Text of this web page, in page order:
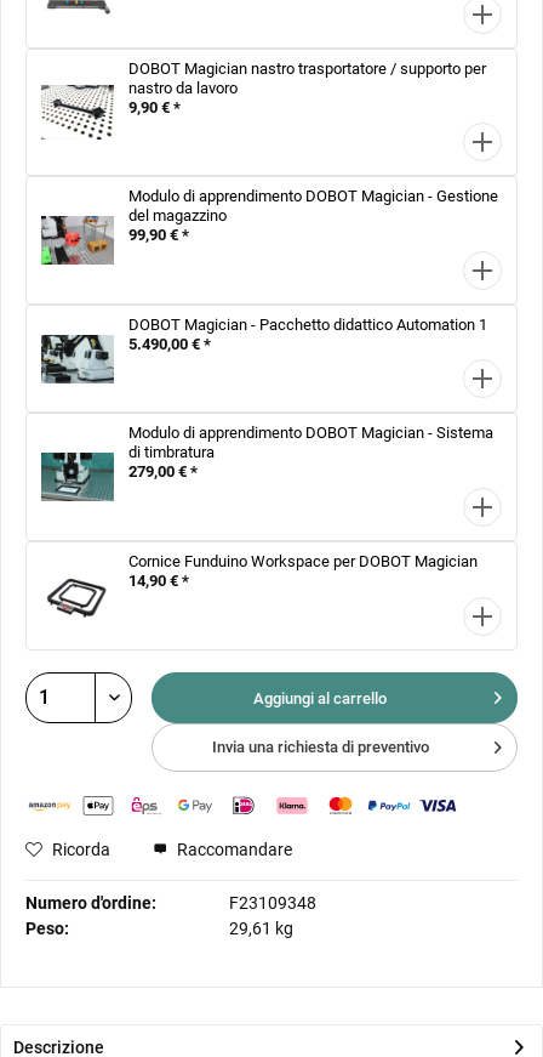
DOBOT Magician nastro trasportatore / supporto per
nastro da lavoro
9,90 € *
Modulo di apprendimento DOBOT Magician - Gestione
del magazzino
99,90 € *
DOBOT Magician - Pacchetto didattico Automation 1
5.490,00 € *
Modulo di apprendimento DOBOT Magician - Sistema
di timbratura
279,00 € *
Cornice Funduino Workspace per DOBOT Magician
14,90 € *
Aggiungi al carrello
Invia una richiesta di preventivo
Ricorda Raccomandare
Numero d'ordine:
F23109348
Peso:
29,61 kg
Descrizione